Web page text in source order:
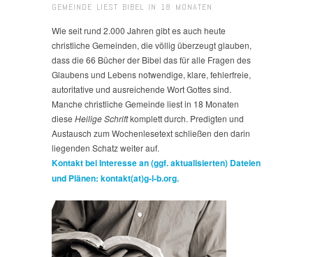
GEMEINDE LIEST BIBEL IN 18 MONATEN
Wie seit rund 2.000 Jahren gibt es auch heute
christliche Gemeinden, die völlig überzeugt glauben,
dass die 66 Bücher der Bibel das für alle Fragen des
Glaubens und Lebens notwendige, klare, fehlerfreie,
autoritative und ausreichende Wort Gottes sind.
Manche christliche Gemeinde liest in 18 Monaten
diese Heilige Schriftkomplett durch. Predigten und
Austausch zum Wochenlesetext schließen den darin
liegenden Schatz weiter auf.
Kontakt bei Interesse an (ggf. aktualisierten) Dateien
und Plänen: kontakt(at)g-l-b.org.